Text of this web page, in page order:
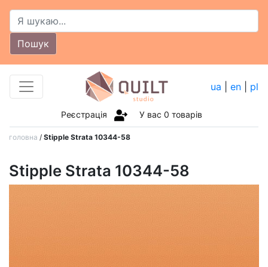
Пошук
ua en pl
Реєстрація У вас 0 товарів
головна / Stipple Strata 10344-58
Stipple Strata 10344-58